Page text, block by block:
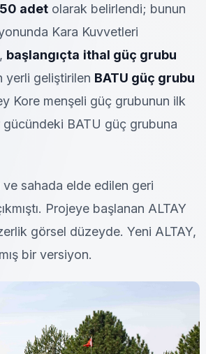
adet olarak belirlendi; bunun
Kara Kuvvetleri
başlangıçta ithal güç grubu
yerli geliştirilen BATU güç grubu
Kore menşeli güç grubunun ilk
BATU güç grubuna
ve sahada elde edilen geri
Projeye başlanan ALTAY
görsel düzeyde. Yeni ALTAY,
bir versiyon.